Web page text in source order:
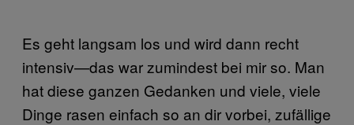
Es geht langsam los und wird dann recht
intensiv—das war zumindest bei mir so. Man
hat diese ganzen Gedanken und viele, viele
Dinge rasen einfach so an dir vorbei, zufällige